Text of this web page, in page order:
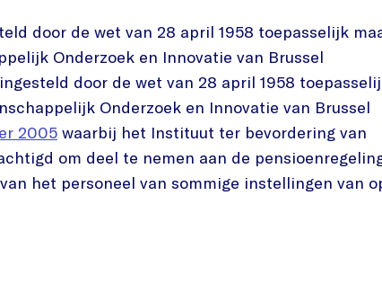
door de wet van 28 april 1958 toepasselijk
Onderzoek en Innovatie van Brussel
door de wet van 28 april 1958
Onderzoek en Innovatie van Brussel
2005 waarbij het Instituut ter bevordering van
om deel te nemen aan de
het personeel van sommige instellingen van